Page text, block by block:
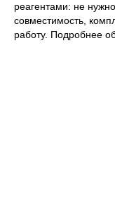
реагентами: не
совместимость,
работу. Подробнее